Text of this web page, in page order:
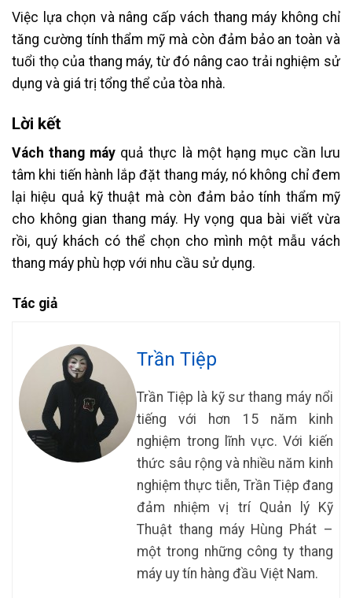
Việc lựa chọn và nâng cấp vách thang máy không chỉ
tăng cường tính thẩm mỹ mà còn đảm bảo an toàn và
tuổi thọ của thang máy, từ đó nâng cao trải nghiệm sử
dụng và giá trị tổng thể của tòa nhà.
Lời kết
Vách thang máy quả thực là một hạng mục cần lưu
tâm khi tiến hành lắp đặt thang máy, nó không chỉ đem
lại hiệu quả kỹ thuật mà còn đảm bảo tính thẩm mỹ
cho không gian thang máy. Hy vọng qua bài viết vừa
rồi, quý khách có thể chọn cho mình một mẫu vách
thang máy phù hợp với nhu cầu sử dụng.
Tác giả
Trần Tiệp
Trần Tiệp là kỹ sư thang máy nổi
tiếng với hơn 15 năm kinh
nghiệm trong lĩnh vực. Với kiến
thức sâu rộng và nhiều năm kinh
nghiệm thực tiễn, Trần Tiệp đang
đảm nhiệm vị trí Quản lý Kỹ
Thuật thang máy Hùng Phát –
một trong những công ty thang
máy uy tín hàng đầu Việt Nam.